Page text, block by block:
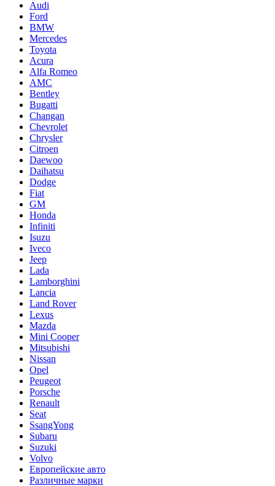
Audi
Ford
BMW
Mercedes
Toyota
Acura
Alfa Romeo
AMC
Bentley
Bugatti
Changan
Chevrolet
Chrysler
Citroen
Daewoo
Daihatsu
Dodge
Fiat
GM
Honda
Infiniti
Isuzu
Iveco
Jeep
Lada
Lamborghini
Lancia
Land Rover
Lexus
Mazda
Mini Cooper
Mitsubishi
Nissan
Opel
Peugeot
Porsche
Renault
Seat
SsangYong
Subaru
Suzuki
Volvo
Европейские авто
Различные марки